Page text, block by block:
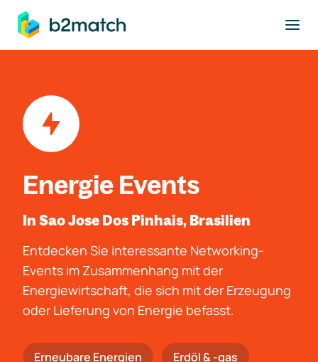
springen
Energie Events
In Sao Jose Dos Pinhais, Brasilien
Entdecken Sie interessante Networking-
Events im Zusammenhang mit der
Energiewirtschaft, die sich mit der Erzeugung
oder Lieferung von Energie befasst.
Erneubare Energien Erdöl & -gas